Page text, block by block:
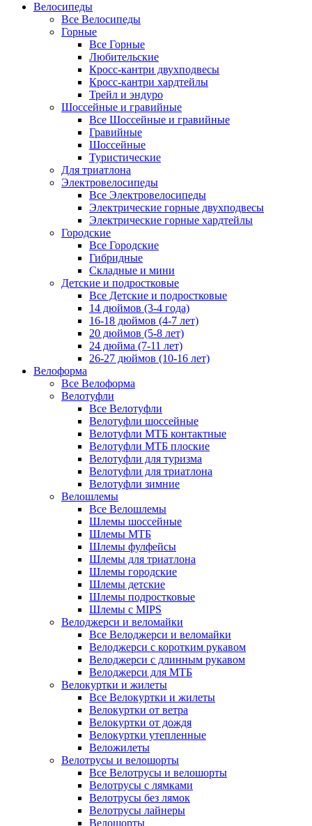
Велосипеды
Все Велосипеды
Горные
Все Горные
Любительские
Кросс-кантри двухподвесы
Кросс-кантри хардтейлы
Трейл и эндуро
Шоссейные и гравийные
Все Шоссейные и гравийные
Гравийные
Шоссейные
Туристические
Для триатлона
Электровелосипеды
Все Электровелосипеды
Электрические горные двухподвесы
Электрические горные хардтейлы
Городские
Все Городские
Гибридные
Складные и мини
Детские и подростковые
Все Детские и подростковые
14 дюймов (3-4 года)
16-18 дюймов (4-7 лет)
20 дюймов (5-8 лет)
24 дюйма (7-11 лет)
26-27 дюймов (10-16 лет)
Велоформа
Все Велоформа
Велотуфли
Все Велотуфли
Велотуфли шоссейные
Велотуфли МТБ контактные
Велотуфли МТБ плоские
Велотуфли для туризма
Велотуфли для триатлона
Велотуфли зимние
Велошлемы
Все Велошлемы
Шлемы шоссейные
Шлемы МТБ
Шлемы фулфейсы
Шлемы для триатлона
Шлемы городские
Шлемы детские
Шлемы подростковые
Шлемы с MIPS
Велоджерси и веломайки
Все Велоджерси и веломайки
Велоджерси с коротким рукавом
Велоджерси с длинным рукавом
Велоджерси для МТБ
Велокуртки и жилеты
Все Велокуртки и жилеты
Велокуртки от ветра
Велокуртки от дождя
Велокуртки утепленные
Веложилеты
Велотрусы и велошорты
Все Велотрусы и велошорты
Велотрусы с лямками
Велотрусы без лямок
Велотрусы лайнеры
Велошорты